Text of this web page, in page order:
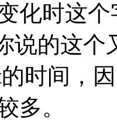
化时这
说的这
时间，
多。